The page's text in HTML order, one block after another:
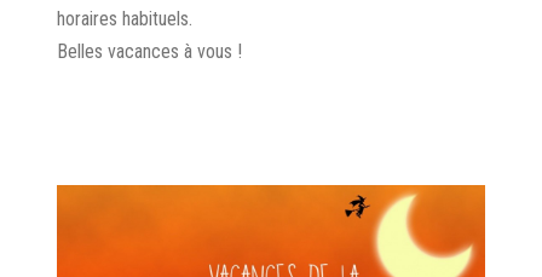
horaires habituels.
Belles vacances à vous !